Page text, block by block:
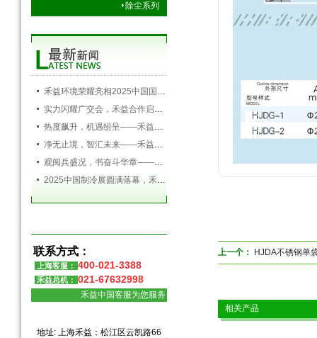
除尘系列
禾益环境荣耀亮相2025中国国际空调通风制冷及冷链产业展览会，以创新科技引领行业未来
实力闪耀广交会，禾益合作启新程——禾益环境第138届广交会圆满落幕
热度飙升，机遇纷呈——禾益环境持续发力，精彩依旧
净无止境，智汇未来——禾益环境亮相第138届广交会
观阅兵盛况，书奋斗华章——禾益环境组织全体员工观看九三阅兵盛典
2025中国制冷展圆满落幕，禾益环境满载而归！
联系方式：
上海客服： 400-021-3388
禾益总机： 021-67632998
禾益中国客服为您服务
地址: 上海禾益：松江区云凯路66
上一个： HJDA不锈钢单
相关产品